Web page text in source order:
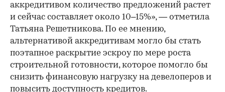
аккредитивом количество предложений растет
и сейчас составляет около 10–15%», — отметила
Татьяна Решетникова. По ее мнению,
альтернативой аккредитивам могло бы стать
поэтапное раскрытие эскроу по мере роста
строительной готовности, которое помогло бы
снизить финансовую нагрузку на девелоперов и
повысить доступность кредитов.